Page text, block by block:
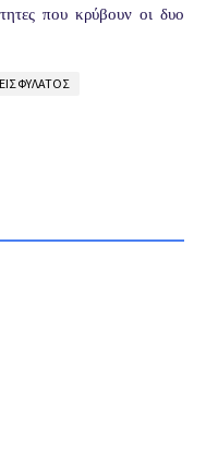
που κρύβουν οι δυο
ΦΥΛΑΤΟΣ